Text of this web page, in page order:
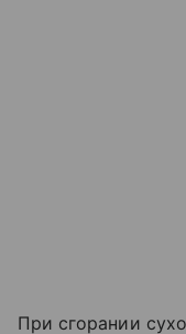
При сгорании